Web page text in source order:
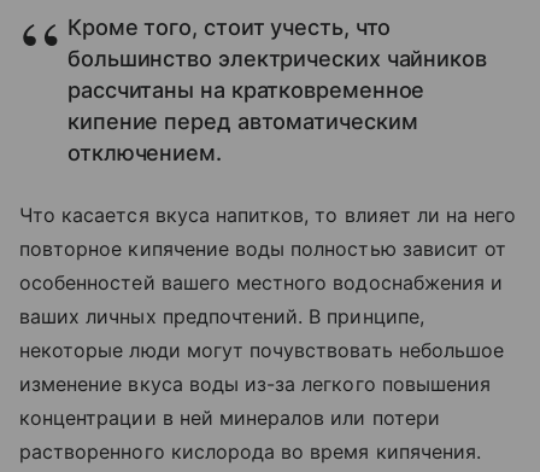
Кроме того, стоит учесть, что
большинство электрических чайников
рассчитаны на кратковременное
кипение перед автоматическим
отключением.
Что касается вкуса напитков, то влияет ли на него
повторное кипячение воды полностью зависит от
особенностей вашего местного водоснабжения и
ваших личных предпочтений. В принципе,
некоторые люди могут почувствовать небольшое
изменение вкуса воды из-за легкого повышения
концентрации в ней минералов или потери
растворенного кислорода во время кипячения.